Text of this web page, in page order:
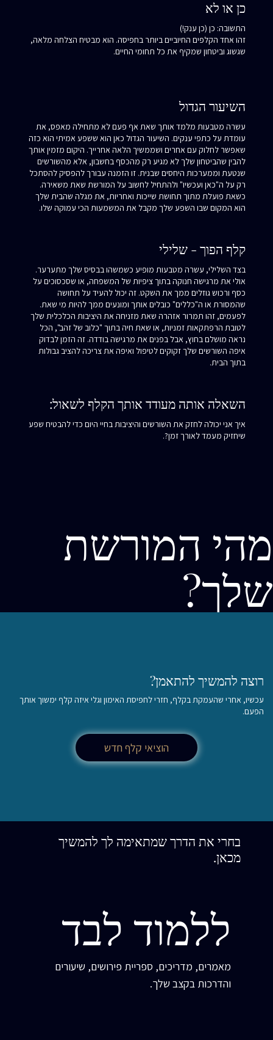
כן או לא
התשובה: כן (כן ענק!)
זהו אחד הקלפים החיוביים ביותר בחפיסה. הוא מבטיח הצלחה מלאה,
שגשוג וביטחון שמקיף את כל תחומי החיים.
השיעור הגדול
עשרה מטבעות מלמד אותך שאת אף פעם לא מתחילה מאפס, את
עומדת על כתפי ענקים. השיעור הגדול כאן הוא ששפע אמיתי הוא כזה
שאפשר לחלוק עם אחרים ושממשיך הלאה אחרייך. היקום מזמין אותך
להבין שהביטחון שלך לא מגיע רק מהכסף בחשבון, אלא מהשורשים
שנטעת וממערכות היחסים שבנית. זו הזמנה עבורך להפסיק להסתכל
רק על ה"כאן ועכשיו" ולהתחיל לחשוב על המורשת שאת משאירה.
כשאת פועלת מתוך תחושת שייכות ואחריות, את מגלה שהבית שלך
הוא המקום שבו השפע שלך מקבל את המשמעות הכי עמוקה שלו.
קלף הפוך - שלילי
בצד השלילי, עשרה מטבעות מופיע כשמשהו בבסיס שלך מתערער.
אולי את מרגישה חנוקה בתוך ציפיות של המשפחה, או שסכסוכים על
כסף ורכוש גוזלים ממך את השקט. זה יכול להעיד על תחושה
שהמסורת או ה"כללים" כובלים אותך ומונעים ממך להיות מי שאת.
לפעמים, זהו תמרור אזהרה שאת מזניחה את היציבות הכלכלית שלך
לטובת הרפתקאות זמניות, או שאת חיה בתוך "כלוב של זהב", הכל
נראה מושלם בחוץ, אבל בפנים את מרגישה בודדה. זה הזמן לבדוק
איפה השורשים שלך זקוקים לטיפול ואיפה את צריכה להציב גבולות
בתוך הבית.
השאלה אותה מעודד אותך הקלף לשאול:
איך אני יכולה לחזק את השורשים והיציבות בחיי היום כדי להבטיח שפע
שיחזיק מעמד לאורך זמן?.
מהי המורשת
שלך?
רוצה להמשיך להתאמן?
עכשיו, אחרי שהעמקת בקלף, חזרי לחפיסת האימון וגלי איזה קלף ימשוך אותך
הפעם.
הוציאי קלף חדש
בחרי את הדרך שמתאימה לך להמשיך
מכאן.
ללמוד לבד
מאמרים, מדריכים, ספריית פירושים, שיעורים
והדרכות בקצב שלך.